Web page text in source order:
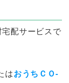
配サービスで
はおうちＣＯ-